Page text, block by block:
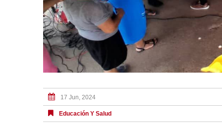
17 Jun, 2024
Educación Y Salud